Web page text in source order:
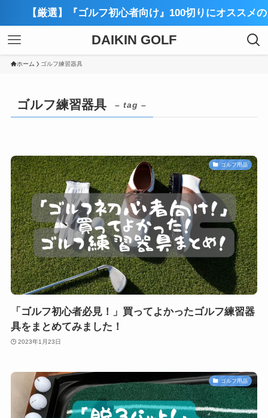
【厳選】『ゴルフ初心者向け』100切りにオススメのゴ
DAIKIN GOLF
ホーム ゴルフ練習器具
ゴルフ練習器具 – tag –
ゴルフ用品
「ゴルフ初心者必見！」買ってよかったゴルフ練習器
具をまとめてみました！
2023年1月23日
ゴルフ用品